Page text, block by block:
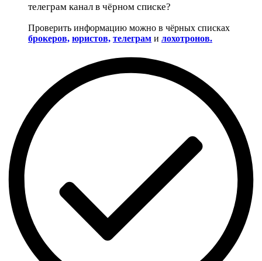
телеграм канал в чёрном списке?
Проверить информацию можно в чёрных списках
брокеров, юристов, телеграм и лохотронов.